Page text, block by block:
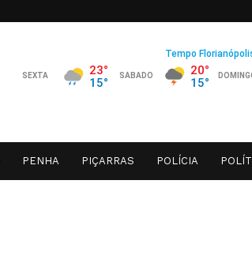
PENHA PIÇARRAS POLÍCIA